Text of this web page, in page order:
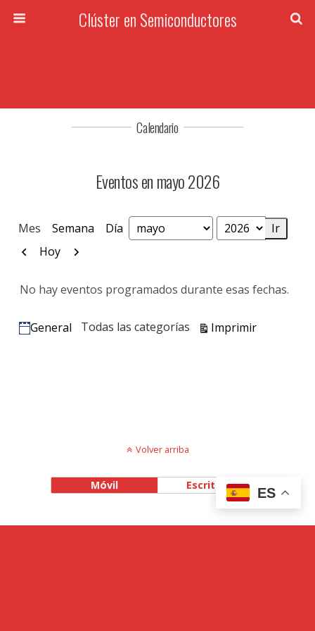
Clúster en Semiconductores
Calendario
Eventos en mayo 2026
Mes Semana Día Mes
Año
Anterior
Hoy Siguiente
No hay eventos programados durante esas fechas.
Categorías
General Todas las categorías ImprimirVistas
Volver arriba
Móvil Escritorio
ES